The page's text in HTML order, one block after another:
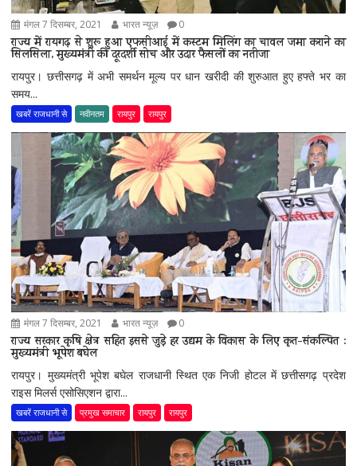
मंगल 7 दिसम्बर, 2021 भारत न्यूज़ 0
राज्य में रायगढ़ से शुरू हुआ एफसीआई में कस्टम मिलिंग का चावल जमा कराने का
सिलसिला, मुख्यमंत्री की दूरदर्शी सोच और उदार फैसलों का नतीजा
रायपुर। छत्तीसगढ़ में अभी समर्थन मूल्य पर धान खरीदी की शुरुआत हुए हफ्ते भर का
समय...
खबरें राजधानी से नवीनतम रायपुर रायपुर
मंगल 7 दिसम्बर, 2021 भारत न्यूज़ 0
राज्य सरकार कृषि क्षेत्र सहित इससे जुड़े हर उद्यम के विकास के लिए कृत-संकल्पित :
मुख्यमंत्री भूपेश बघेल
रायपुर। मुख्यमंत्री भूपेश बघेल राजधानी स्थित एक निजी होटल में छत्तीसगढ़ प्रदेश
राइस मिलर्स एसोसिएशन द्वारा...
खबरें राजधानी से प्रमुख समाचार रायपुर रायपुर